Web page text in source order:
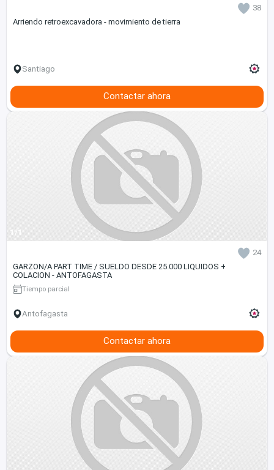
38
Arriendo retroexcavadora - movimiento de tierra
Santiago
Contactar ahora
1/1
24
GARZON/A PART TIME / SUELDO DESDE 25.000 LIQUIDOS +
COLACION - ANTOFAGASTA
Tiempo parcial
Antofagasta
Contactar ahora